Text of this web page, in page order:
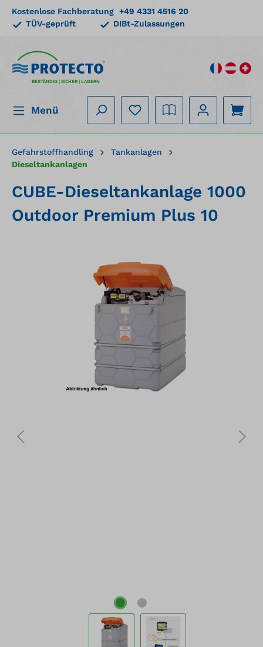
springen
Kostenlose Fachberatung +49 4331 4516 20
TÜV-geprüft
DIBt-Zulassungen
BESTÄNDIG | SICHER | LAGERN
Menü
Gefahrstoffhandling
Tankanlagen
Dieseltankanlagen
CUBE-Dieseltankanlage 1000
Outdoor Premium Plus 10
Bildergalerie überspringen